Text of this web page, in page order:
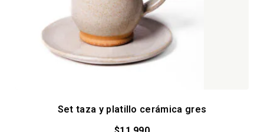
Set taza y platillo cerámica gres